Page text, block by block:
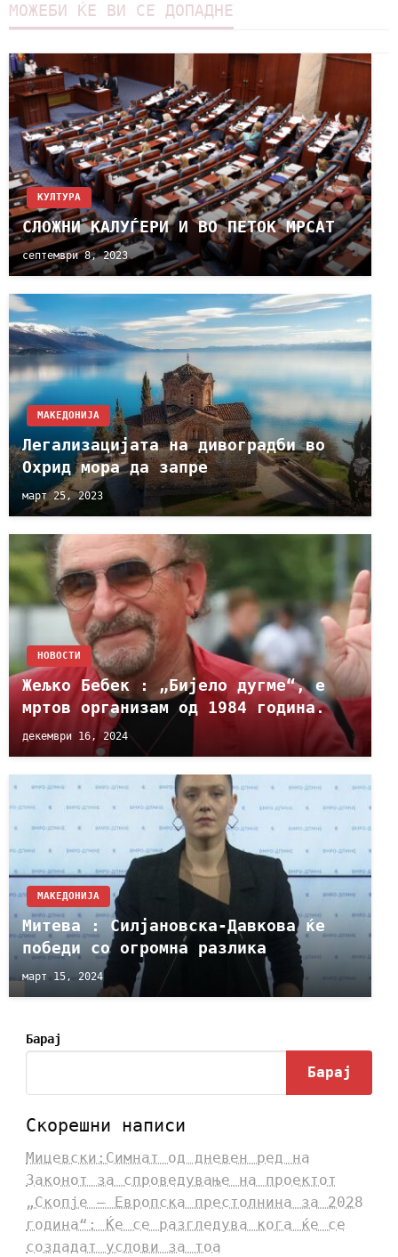
МОЖЕБИ ЌЕ ВИ СЕ ДОПАДНЕ
КУЛТУРА
СЛОЖНИ КАЛУЃЕРИ И ВО ПЕТОК МРСАТ
септември 8, 2023
МАКЕДОНИЈА
Легализацијата на дивоградби во
Охрид мора да запре
март 25, 2023
НОВОСТИ
Жељко Бебек : „Бијело дугме“, e
мртов организам од 1984 година.
декември 16, 2024
МАКЕДОНИЈА
Митева : Силјановска-Давкова ќе
победи со огромна разлика
март 15, 2024
Барај
Барај
Скорешни написи
Мицевски:Симнат од дневен ред на
Законот за спроведување на проектот
„Скопје – Европска престолнина за 2028
година“: Ќе се разгледува кога ќе се
создадат услови за тоа